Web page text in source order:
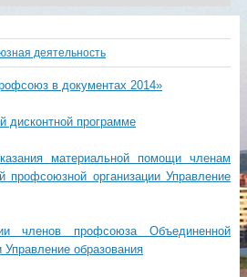
деятельность
в документах 2014»
дисконтной программе
материальной помощи членам
профсоюзной организации Управление
членов профсоюза Объединенной
образования